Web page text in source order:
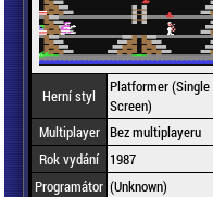
Herní styl
Platformer (Single
Screen)
Multiplayer Bez multiplayeru
Rok vydání
1987
Programátor (Unknown)